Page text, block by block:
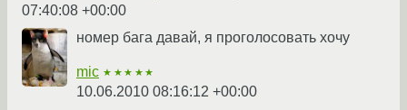
07:40:08 +00:00
номер бага давай, я проголосовать хочу
mic ★★★★★
10.06.2010 08:16:12 +00:00